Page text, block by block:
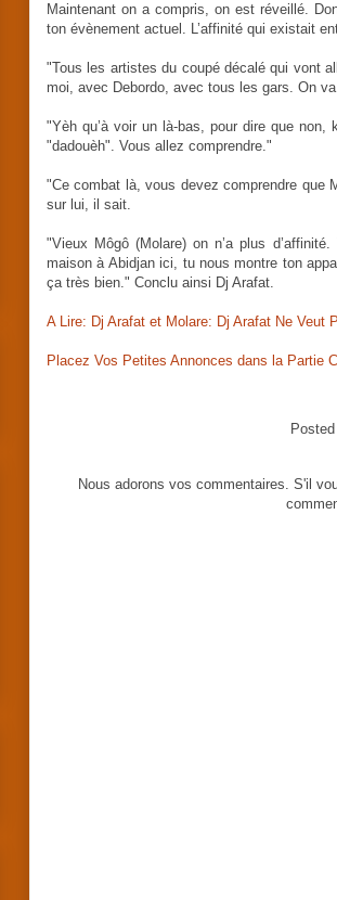
Maintenant on a compris, on est réveillé.
ton évènement actuel. L’affinité qui existait
"Tous les artistes du coupé décalé qui vont
moi, avec Debordo, avec tous les gars. On
"Yèh qu’à voir un là-bas, pour dire que
"dadouèh". Vous allez comprendre."
"Ce combat là, vous devez comprendre que
sur lui, il sait.
"Vieux Môgô (Molare) on n’a plus
maison à Abidjan ici, tu nous montre ton
ça très bien." Conclu ainsi Dj Arafat.
A Lire: Dj Arafat et Molare: Dj Arafat Ne Veut
Placez Vos Petites Annonces dans la Partie
Nous adorons vos commentaires. S'il